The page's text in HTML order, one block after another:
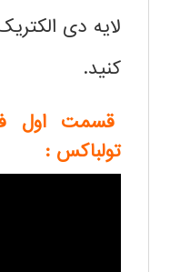
لایه دی
کنید.
قسمت اول
تولباکس :